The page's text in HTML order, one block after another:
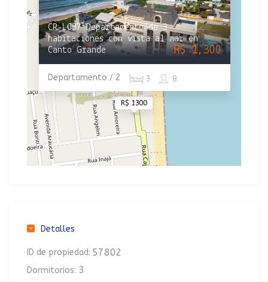
R$ 1300
CR-L037 Departamento de 3
habitaciones con vista al mar en
Canto Grande
Departamento / 2 8
3
R$ 1,300
Detalles
ID de propiedad: 57802
Dormitorios: 3